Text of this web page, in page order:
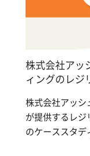
株式会社アッ
ィングのレ
株式会社アッシ
が提供するレジ
のケーススタデ